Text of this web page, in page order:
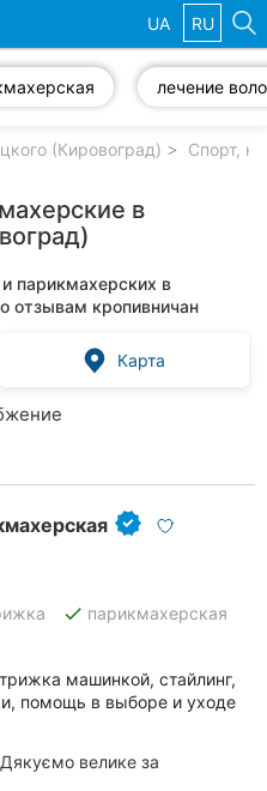
UA RU
лечение
(Кировоград) Спорт,
в
парикмахерских в
отзывам кропивничан
Карта
done парикмахерская
машинкой, стайлинг,
помощь в выборе и уходе
велике за